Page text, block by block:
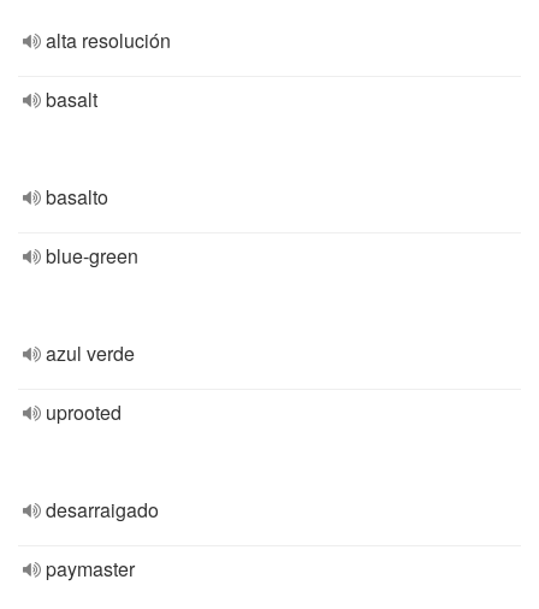
alta resolución
basalt
basalto
blue-green
azul verde
uprooted
desarraigado
paymaster